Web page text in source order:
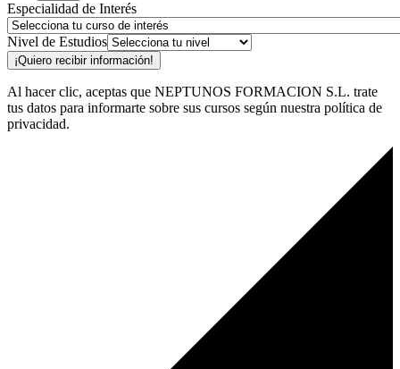
Especialidad de Interés
Nivel de Estudios
¡Quiero recibir información!
Al hacer clic, aceptas que NEPTUNOS FORMACION S.L. trate
tus datos para informarte sobre sus cursos según nuestra política de
privacidad.